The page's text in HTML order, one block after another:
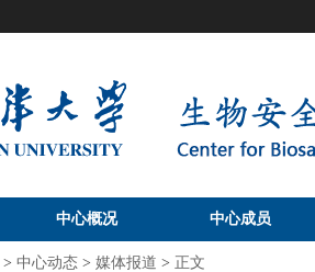
中心概况 中心成员
> 中心动态 > 媒体报道 > 正文